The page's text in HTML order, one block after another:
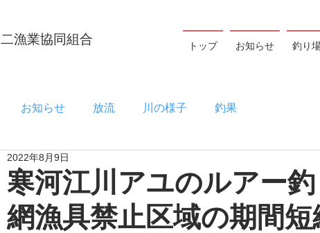
漁業協同組合 トップ お知らせ 釣り
お知らせ 放流 川の様子 釣果
寒河江川アユのルア
網漁具禁止区域の期間
2022年8月9日